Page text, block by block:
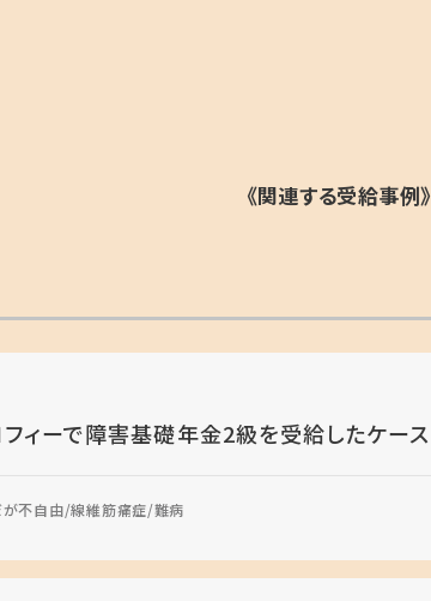
《関連する受給事例》
ィーで障害基礎年金2級を受給したケース
が不自由 線維筋痛症 難病